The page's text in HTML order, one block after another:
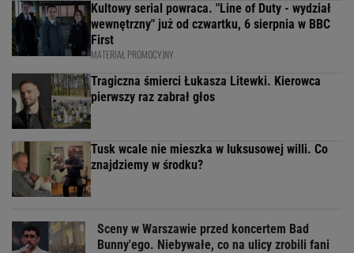
Kultowy serial powraca. "Line of Duty - wydział
wewnętrzny" już od czwartku, 6 sierpnia w BBC
First
MATERIAŁ PROMOCYJNY
Tragiczna śmierci Łukasza Litewki. Kierowca
pierwszy raz zabrał głos
Tusk wcale nie mieszka w luksusowej willi. Co
znajdziemy w środku?
Sceny w Warszawie przed koncertem Bad
Bunny'ego. Niebywałe, co na ulicy zrobili fani